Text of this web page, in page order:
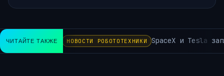
ЧИТАЙТЕ ТАКЖЕ НОВОСТИ РОБОТОТЕХНИКИ SpaceX и Tesla